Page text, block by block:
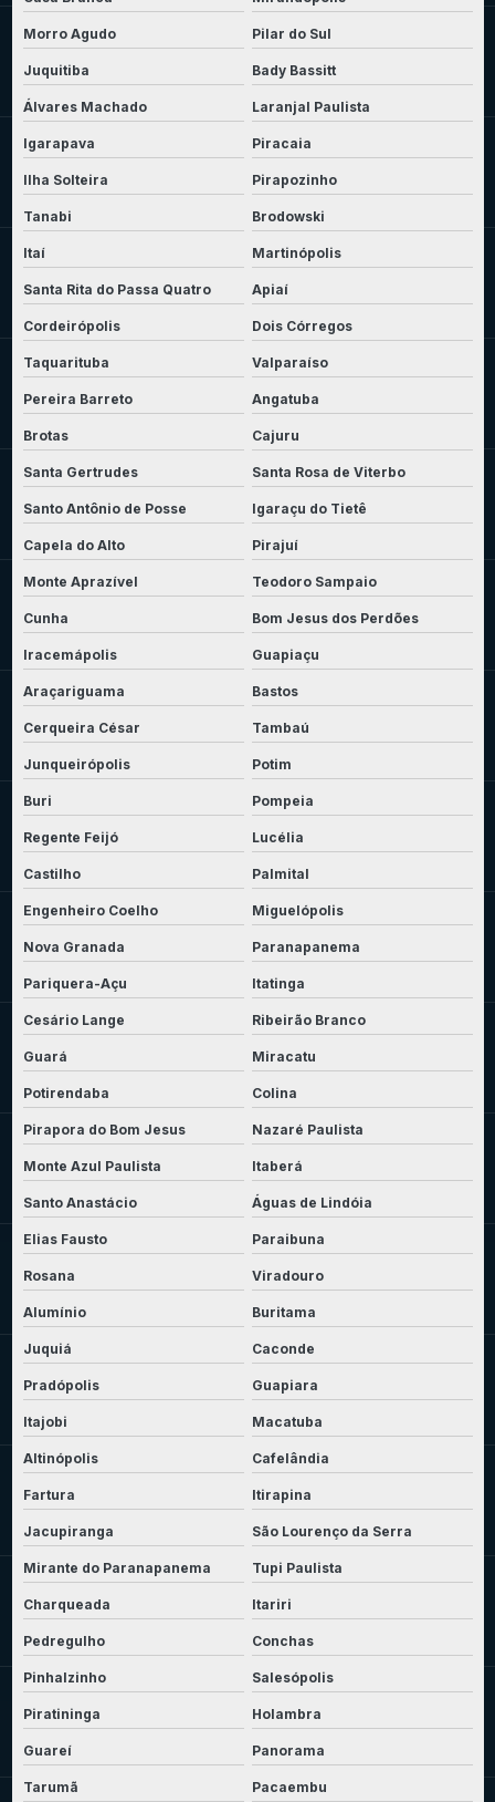
Morro Agudo Pilar do Sul
Juquitiba Bady Bassitt
Álvares Machado Laranjal Paulista
Igarapava Piracaia
Ilha Solteira Pirapozinho
Tanabi Brodowski
Itaí Martinópolis
Santa Rita do Passa Quatro Apiaí
Cordeirópolis Dois Córregos
Taquarituba Valparaíso
Pereira Barreto Angatuba
Brotas Cajuru
Santa Gertrudes Santa Rosa de Viterbo
Santo Antônio de Posse Igaraçu do Tietê
Capela do Alto Pirajuí
Monte Aprazível Teodoro Sampaio
Cunha Bom Jesus dos Perdões
Iracemápolis Guapiaçu
Araçariguama Bastos
Cerqueira César Tambaú
Junqueirópolis Potim
Buri Pompeia
Regente Feijó Lucélia
Castilho Palmital
Engenheiro Coelho Miguelópolis
Nova Granada Paranapanema
Pariquera-Açu Itatinga
Cesário Lange Ribeirão Branco
Guará Miracatu
Potirendaba Colina
Pirapora do Bom Jesus Nazaré Paulista
Monte Azul Paulista Itaberá
Santo Anastácio Águas de Lindóia
Elias Fausto Paraibuna
Rosana Viradouro
Alumínio Buritama
Juquiá Caconde
Pradópolis Guapiara
Itajobi Macatuba
Altinópolis Cafelândia
Fartura Itirapina
Jacupiranga São Lourenço da Serra
Mirante do Paranapanema Tupi Paulista
Charqueada Itariri
Pedregulho Conchas
Pinhalzinho Salesópolis
Piratininga Holambra
Guareí Panorama
Tarumã Pacaembu